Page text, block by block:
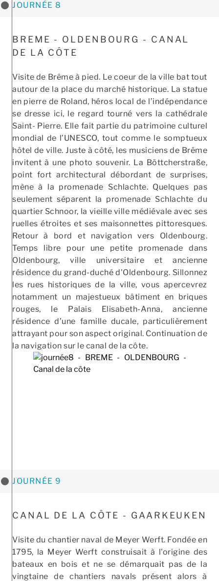
JOURNÉE 8
BREME - OLDENBOURG - CANAL
DE LA CÔTE
Visite de Brême à pied. Le coeur de la ville bat tout
autour de la place du marché historique. La statue
en pierre de Roland, héros local de l’indépendance
se dresse ici, le regard tourné vers la cathédrale
Saint- Pierre. Elle fait partie du patrimoine culturel
mondial de l’UNESCO, tout comme le somptueux
hôtel de ville. Juste à côté, les musiciens de Brême
invitent à une photo souvenir. La Böttcherstraße,
point fort architectural débordant de surprises,
mène à la promenade Schlachte. Quelques pas
seulement séparent la promenade Schlachte du
quartier Schnoor, la vieille ville médiévale avec ses
ruelles étroites et ses maisonnettes pittoresques.
Retour à bord et navigation vers Oldenbourg.
Temps libre pour une petite promenade dans
Oldenbourg, ville universitaire et ancienne
résidence du grand-duché d'Oldenbourg. Sillonnez
les rues historiques de la ville, vous apercevrez
notamment un majestueux bâtiment en briques
rouges, le Palais Elisabeth-Anna, ancienne
résidence d’une famille ducale, particulièrement
attrayant pour son aspect original. Continuation de
la navigation sur le canal de la côte.
JOURNÉE 9
CANAL DE LA CÔTE - GAARKEUKEN
Visite du chantier naval de Meyer Werft. Fondée en
1795, la Meyer Werft construisait à l'origine des
bateaux en bois et ne se démarquait pas de la
vingtaine de chantiers navals présent alors à